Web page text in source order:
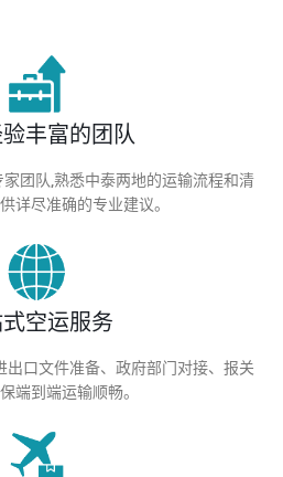
丰富的团队
团队,熟悉中泰两地的运输流程和清
详尽准确的专业建议。
空运服务
出口文件准备、政府部门对接、报关
端到端运输顺畅。